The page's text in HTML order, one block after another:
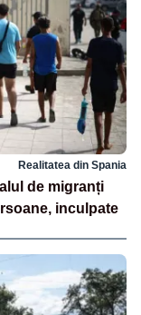
Realitatea din Spania
de migranți
inculpate